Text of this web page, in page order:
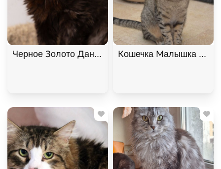
Черное Золото Данила ищет дом. В дар!
Кошечка Малышка